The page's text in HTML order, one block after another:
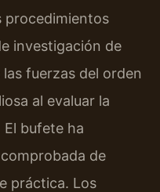
procedimientos
investigación de
fuerzas del orden
al evaluar la
bufete ha
de
práctica. Los